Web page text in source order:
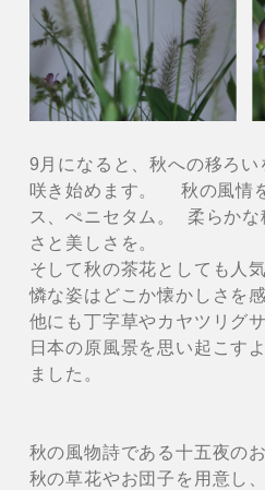
9月になると、秋への移ろ
咲き始めます。 秋の風情
ス、ぺニセタム。 柔らかな
さと美しさを。
そして秋の茶花としても人
憐な姿はどこか懐かしさを
他にも丁字草やカヤツリグ
日本の原風景を思い起こす
ました。
秋の風物詩である十五夜の
秋の草花やお団子を用意し